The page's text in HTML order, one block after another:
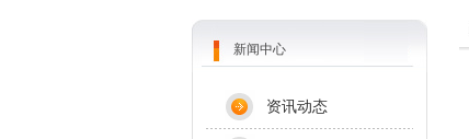
新闻中心
资讯动态